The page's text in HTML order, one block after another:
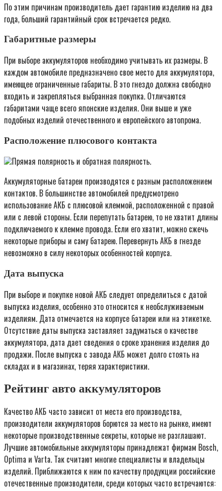
По этим причинам производитель дает гарантию изделию на два
года, больший гарантийный срок встречается редко.
Габаритные размеры
При выборе аккумуляторов необходимо учитывать их размеры. В
каждом автомобиле предназначено свое место для аккумулятора,
имеющее ограниченные габариты. В это гнездо должна свободно
входить и закрепляться выбранная покупка. Отличаются
габаритами чаще всего японские изделия. Они выше и уже
подобных изделий отечественного и европейского автопрома.
Расположение плюсового контакта
Прямая полярность и обратная полярность.
Аккумуляторные батареи производятся с разным расположением
контактов. В большинстве автомобилей предусмотрено
использование АКБ с плюсовой клеммой, расположенной с правой
или с левой стороны. Если перепутать батарею, то не хватит длины
подключаемого к клемме провода. Если его хватит, можно сжечь
некоторые приборы и саму батарею. Перевернуть АКБ в гнезде
невозможно в силу некоторых особенностей корпуса.
Дата выпуска
При выборе и покупке новой АКБ следует определиться с датой
выпуска изделия, особенно это относится к необслуживаемым
изделиям. Дата отмечается на корпусе батареи или на этикетке.
Отсутствие даты выпуска заставляет задуматься о качестве
аккумулятора, дата дает сведения о сроке хранения изделия до
продажи. После выпуска с завода АКБ может долго стоять на
складах и в магазинах, теряя характеристики.
Рейтинг авто аккумуляторов
Качество АКБ часто зависит от места его производства,
производители аккумуляторов борются за место на рынке, имеют
некоторые производственные секреты, которые не разглашают.
Лучшие автомобильные аккумуляторы принадлежат фирмам Bosch,
Optima и Varta. Так считают многие специалисты и владельцы
изделий. Приближаются к ним по качеству продукции российские
отечественные производители, среди которых часто встречаются: